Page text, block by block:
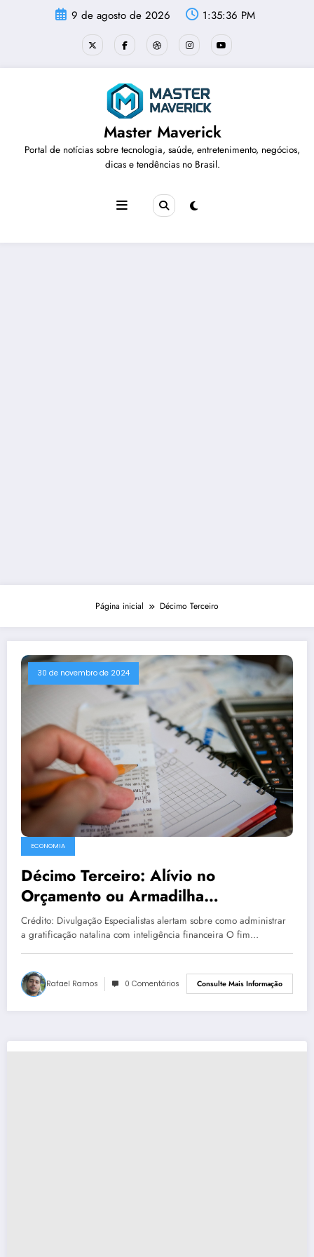
9 de agosto de 2026 1:35:36 PM
Master Maverick
Portal de notícias sobre tecnologia, saúde, entretenimento, negócios,
dicas e tendências no Brasil.
Página inicial Décimo Terceiro
30 de novembro de 2024
ECONOMIA
Décimo Terceiro: Alívio no
Orçamento ou Armadilha
Financeira?”
Crédito: Divulgação Especialistas alertam sobre como administrar
a gratificação natalina com inteligência financeira O fim…
Rafael Ramos 0 Comentários Consulte Mais Informação